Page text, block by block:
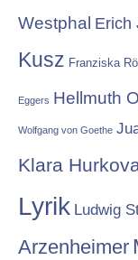
Westphal Erich
Kusz Franziska
Eggers Hellmuth
Wolfgang von Goethe
Klara
Lyrik Ludwig
Arzenheimer